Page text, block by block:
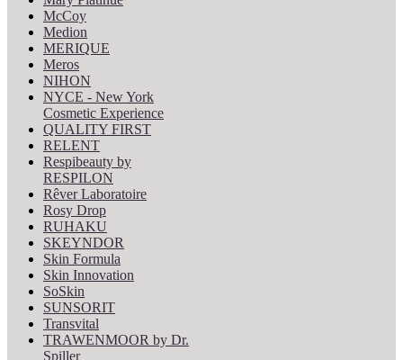
McCoy
Medion
MERIQUE
Meros
NIHON
NYCE - New York
Cosmetic Experience
QUALITY FIRST
RELENT
Respibeauty by
RESPILON
Rêver Laboratoire
Rosy Drop
RUHAKU
SKEYNDOR
Skin Formula
Skin Innovation
SoSkin
SUNSORIT
Transvital
TRAWENMOOR by Dr.
Spiller